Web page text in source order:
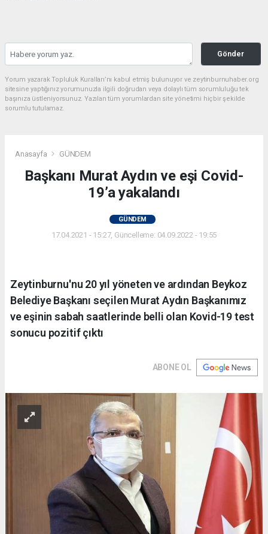
Gönder
Yorum yazarak Topluluk Kuralları’nı kabul etmiş bulunuyor ve zeytinburnuhaber.org
sitesine yaptığınız yorumunuzla ilgili doğrudan veya dolaylı tüm sorumluluğu tek
başınıza üstleniyorsunuz. Yazılan tüm yorumlardan site yönetimi hiçbir şekilde
sorumlu tutulamaz.
Anasayfa GÜNDEM
Başkanı Murat Aydın ve eşi Covid-
19’a yakalandı
GÜNDEM
17.04.2021 - 15:27, Güncelleme: 04.09.2022 - 19:55
Zeytinburnu'nu 20 yıl yöneten ve ardından Beykoz
Belediye Başkanı seçilen Murat Aydın Başkanımız
ve eşinin sabah saatlerinde belli olan Kovid-19 test
sonucu pozitif çıktı
ABONE OL